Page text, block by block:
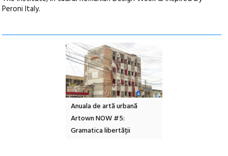
Peroni Italy.
Anuala de artă urbană
Artown NOW #5:
Gramatica libertății